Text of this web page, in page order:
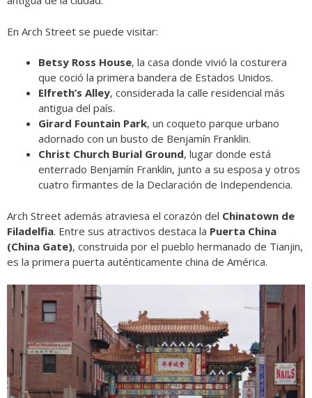
En Arch Street se puede visitar:
Betsy Ross House, la casa donde vivió la costurera
que coció la primera bandera de Estados Unidos.
Elfreth’s Alley, considerada la calle residencial más
antigua del país.
Girard Fountain Park, un coqueto parque urbano
adornado con un busto de Benjamín Franklin.
Christ Church Burial Ground, lugar donde está
enterrado Benjamín Franklin, junto a su esposa y otros
cuatro firmantes de la Declaración de Independencia.
Arch Street además atraviesa el corazón del Chinatown de
Filadelfia. Entre sus atractivos destaca la Puerta China
(China Gate), construida por el pueblo hermanado de Tianjin,
es la primera puerta auténticamente china de América.